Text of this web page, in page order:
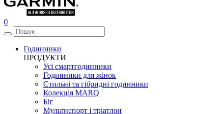
0
Годинники
ПРОДУКТИ
Усі смартгодинники
Годинники для жінок
Стильні та гібридні годинники
Колекція MARQ
Біг
Мультиспорт і тріатлон